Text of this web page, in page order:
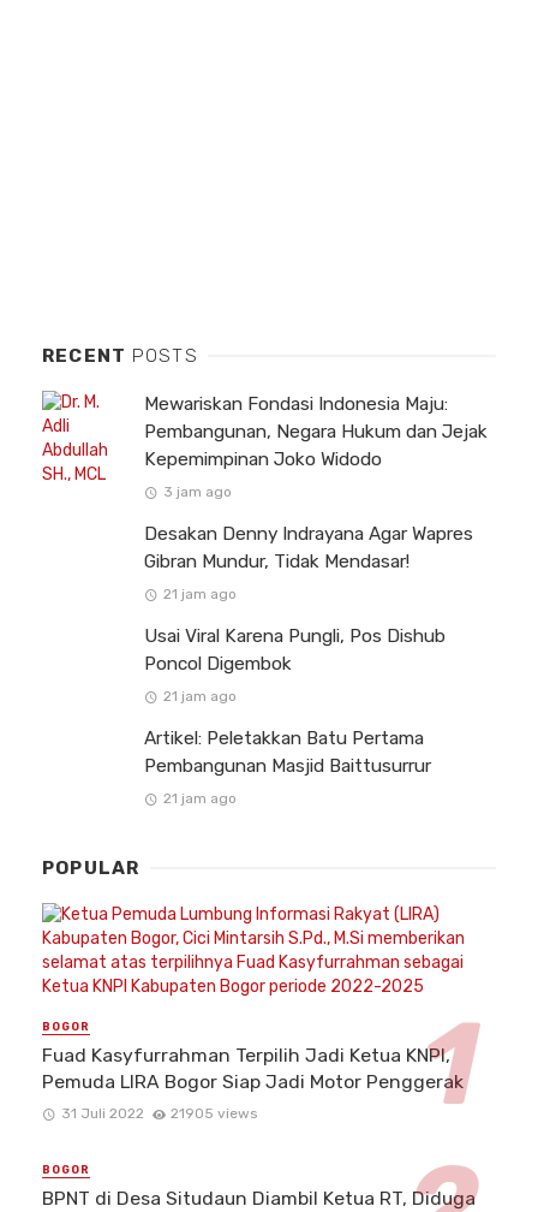
RECENT POSTS
Mewariskan Fondasi Indonesia Maju:
Pembangunan, Negara Hukum dan Jejak
Kepemimpinan Joko Widodo
3 jam ago
Desakan Denny Indrayana Agar Wapres
Gibran Mundur, Tidak Mendasar!
21 jam ago
Usai Viral Karena Pungli, Pos Dishub
Poncol Digembok
21 jam ago
Artikel: Peletakkan Batu Pertama
Pembangunan Masjid Baittusurrur
21 jam ago
POPULAR
BOGOR
Fuad Kasyfurrahman Terpilih Jadi Ketua KNPI,
Pemuda LIRA Bogor Siap Jadi Motor Penggerak
31 Juli 2022 21905 views
BOGOR
BPNT di Desa Situdaun Diambil Ketua RT, Diduga